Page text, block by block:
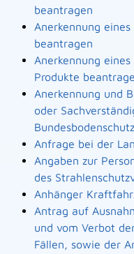
beantragen
Anerkennung
beantragen
Anerkennung
Produkte
Anerkennung und
oder
Anfrage bei der
Angaben zur
des
Anhänger
Antrag auf
und vom Verbot
Fällen, sowie der